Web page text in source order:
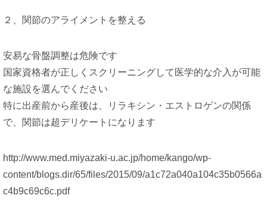
２、関節のアライメントを整える
安易な骨盤調整は危険です
国家資格者が正しくスクリーニングして医学的な介入が可能
な施設を選んでください
特に出産前から産後は、リラキシン・エストロゲンの関係
で、関節は超デリケートになります
http://www.med.miyazaki-u.ac.jp/home/kango/wp-
content/blogs.dir/65/files/2015/09/a1c72a040a104c35b0566a
c4b9c69c6c.pdf